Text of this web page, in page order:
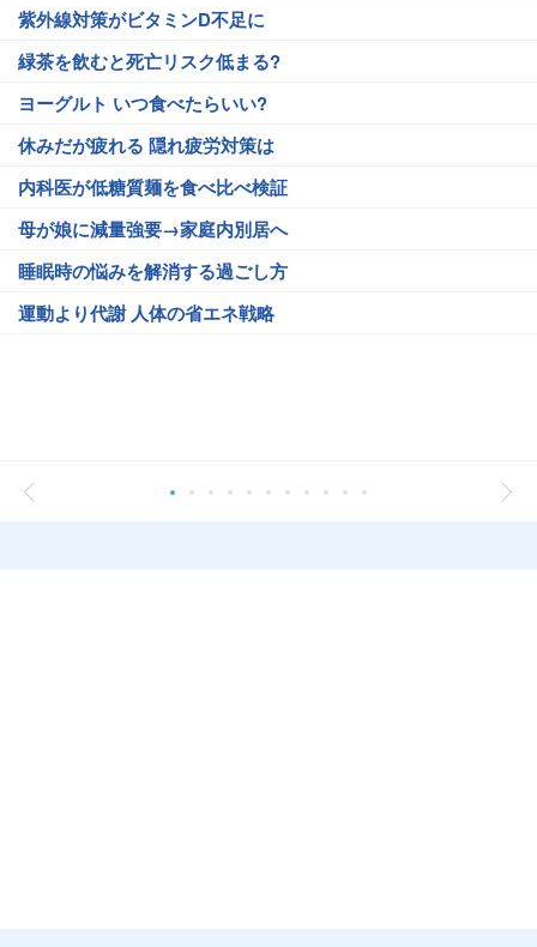
紫外線対策がビタミンD不足に
緑茶を飲むと死亡リスク低まる?
ヨーグルト いつ食べたらいい?
休みだが疲れる 隠れ疲労対策は
内科医が低糖質麺を食べ比べ検証
母が娘に減量強要→家庭内別居へ
睡眠時の悩みを解消する過ごし方
運動より代謝 人体の省エネ戦略